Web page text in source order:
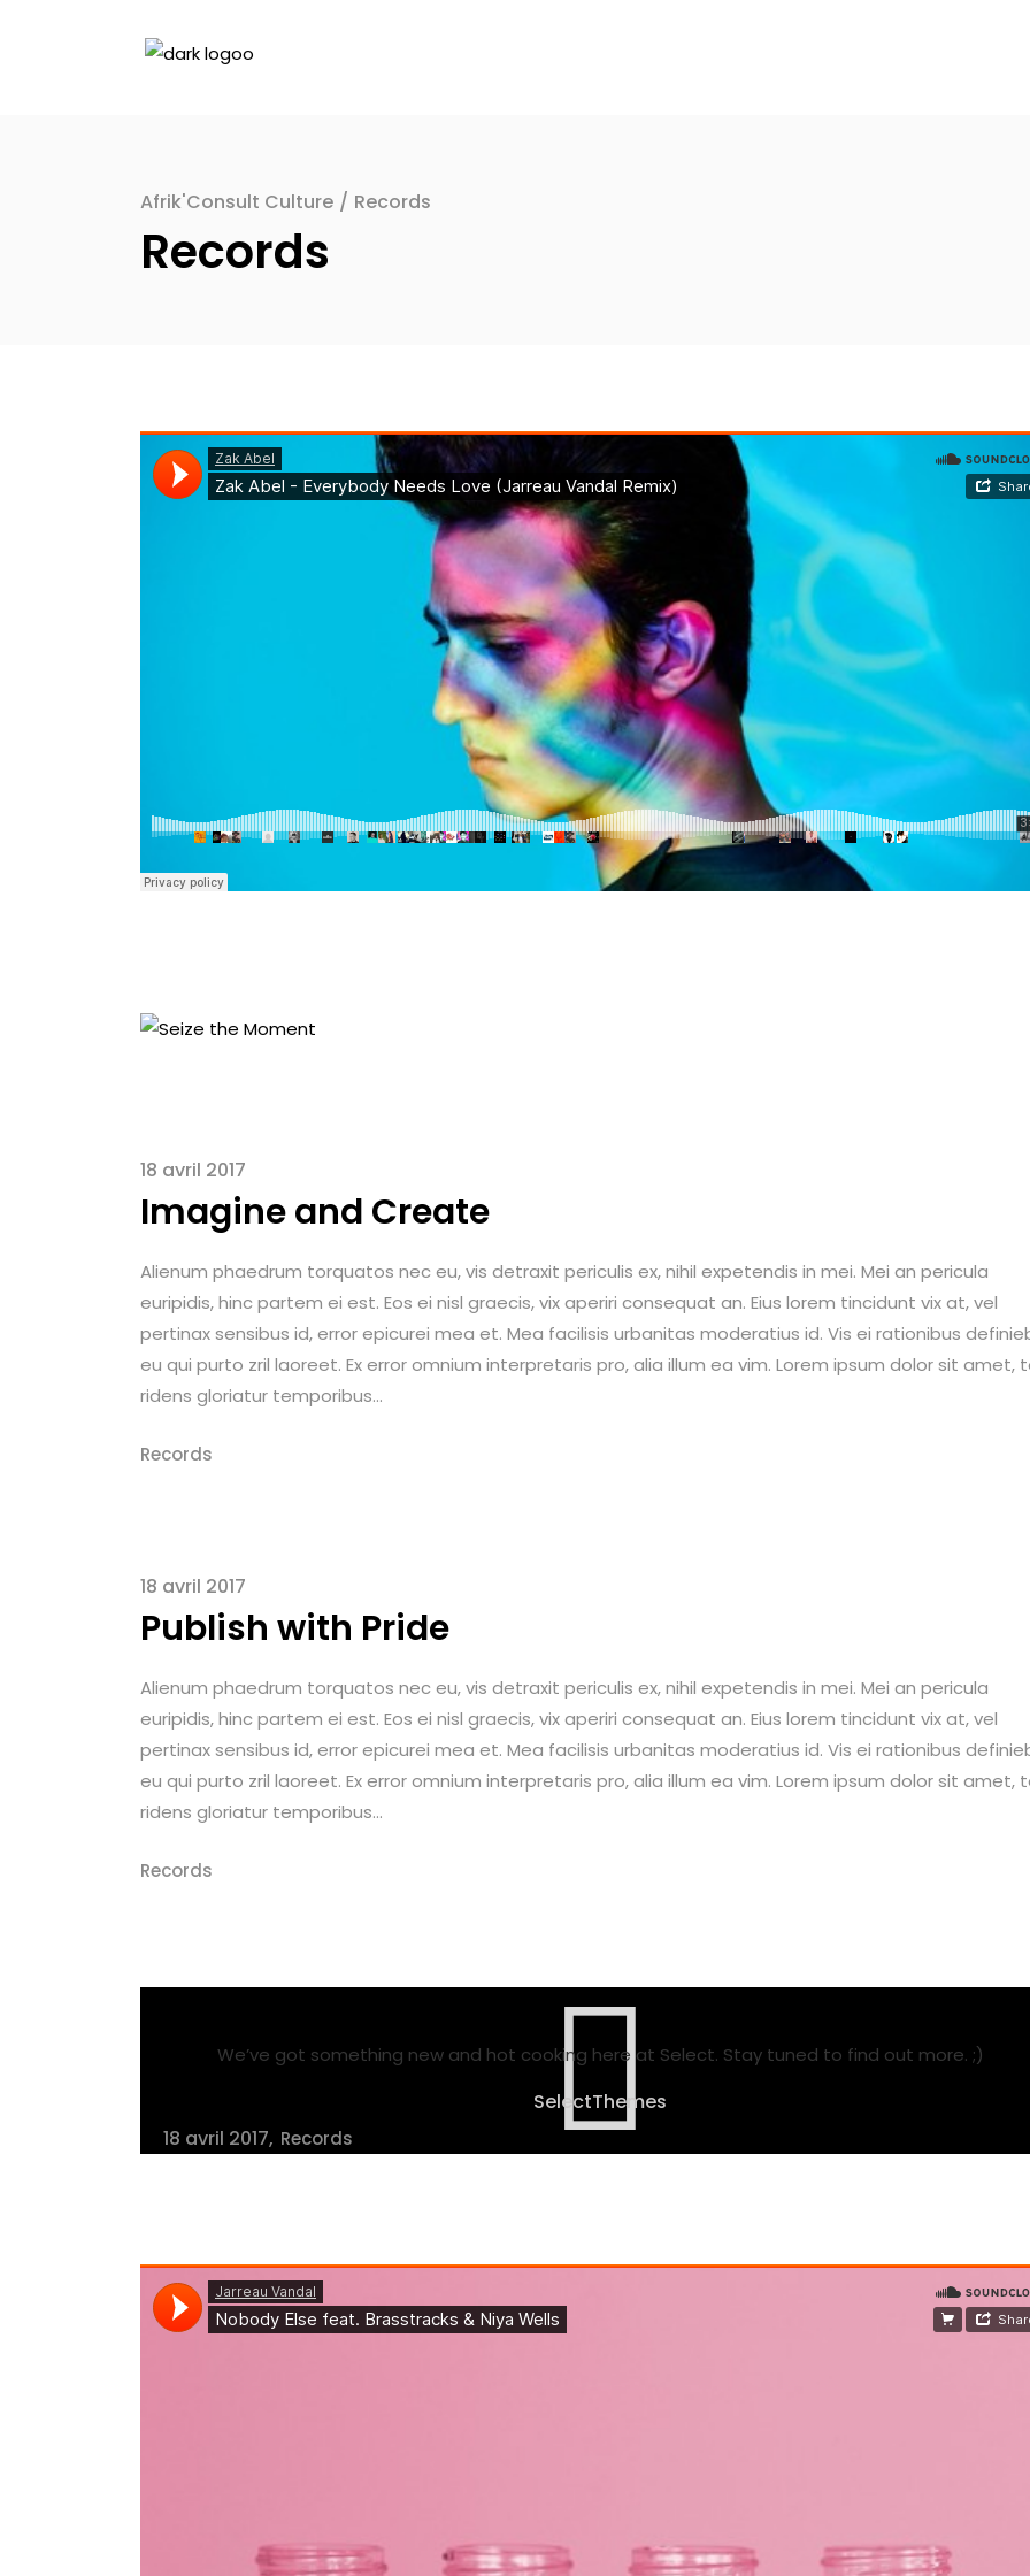
Afrik'Consult Culture / Records
Records
18 avril 2017
Imagine and Create
Alienum phaedrum torquatos nec eu, vis detraxit periculis ex, nihil expetendis in mei. Mei an pericula
euripidis, hinc partem ei est. Eos ei nisl graecis, vix aperiri consequat an. Eius lorem tincidunt vix at, vel
pertinax sensibus id, error epicurei mea et. Mea facilisis urbanitas moderatius id. Vis ei rationibus
eu qui purto zril laoreet. Ex error omnium interpretaris pro, alia illum ea vim. Lorem ipsum dolor sit amet,
ridens gloriatur temporibus...
Records
18 avril 2017
Publish with Pride
Alienum phaedrum torquatos nec eu, vis detraxit periculis ex, nihil expetendis in mei. Mei an pericula
euripidis, hinc partem ei est. Eos ei nisl graecis, vix aperiri consequat an. Eius lorem tincidunt vix at, vel
pertinax sensibus id, error epicurei mea et. Mea facilisis urbanitas moderatius id. Vis ei rationibus
eu qui purto zril laoreet. Ex error omnium interpretaris pro, alia illum ea vim. Lorem ipsum dolor sit amet,
ridens gloriatur temporibus...
Records
We’ve got something new and hot cooking here at Select. Stay tuned to find out more. ;)
SelectThemes
18 avril 2017 Records